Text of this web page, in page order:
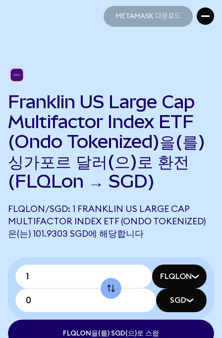
METAMASK 다운로드
Franklin US Large Cap
Multifactor Index ETF
(Ondo Tokenized)을(를)
싱가포르 달러(으)로 환전
(FLQLon → SGD)
FLQLON/SGD: 1 FRANKLIN US LARGE CAP
MULTIFACTOR INDEX ETF (ONDO TOKENIZED)
은(는) 101.9303 SGD에 해당합니다
FLQLON
SGD
FLQLON을(를) SGD(으)로 스왑